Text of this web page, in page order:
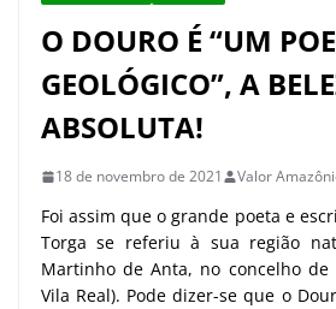
O DOURO É “UM
GEOLÓGICO”, A
ABSOLUTA!
18 de novembro de 2021 Valor
Foi assim que o grande poeta e
Torga se referiu à sua região
Martinho de Anta, no concelho de
Vila Real). Pode dizer-se que o